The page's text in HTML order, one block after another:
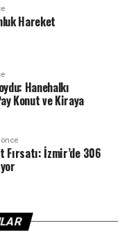
Hareket
Hanehalkı
Konut ve Kiraya
önce
Fırsatı: İzmir’de 306